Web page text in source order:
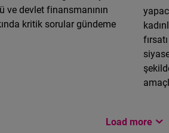
ve devlet finansmanının
kritik sorular gündeme
Load more